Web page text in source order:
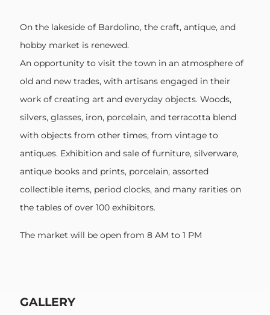
On the lakeside of Bardolino, the craft, antique, and
hobby market is renewed.
An opportunity to visit the town in an atmosphere of
old and new trades, with artisans engaged in their
work of creating art and everyday objects. Woods,
silvers, glasses, iron, porcelain, and terracotta blend
with objects from other times, from vintage to
antiques. Exhibition and sale of furniture, silverware,
antique books and prints, porcelain, assorted
collectible items, period clocks, and many rarities on
the tables of over 100 exhibitors.
The market will be open from 8 AM to 1 PM
GALLERY